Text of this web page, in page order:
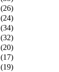
(26)
(24)
(34)
(32)
(20)
(17)
(19)